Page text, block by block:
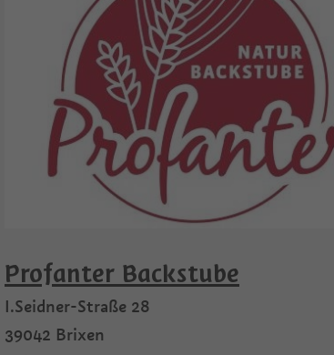
Profanter Backstube
I.Seidner-Straße 28
39042 Brixen